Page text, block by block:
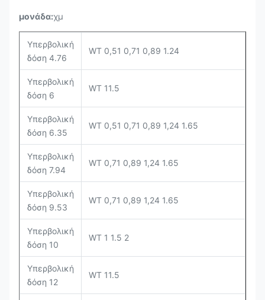
μονάδα:χμ
Υπερβολική
δόση 4.76
WT 0,51 0,71 0,89 1.24
Υπερβολική
δόση 6
WT 11.5
Υπερβολική
δόση 6.35
WT 0,51 0,71 0,89 1,24 1.65
Υπερβολική
δόση 7.94
WT 0,71 0,89 1,24 1.65
Υπερβολική
δόση 9.53
WT 0,71 0,89 1,24 1.65
Υπερβολική
δόση 10
WT 1 1.5 2
Υπερβολική
δόση 12
WT 11.5